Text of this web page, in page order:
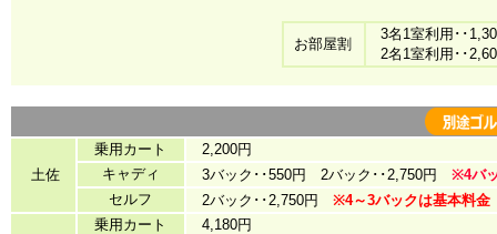
お部屋割
3名1室利用･･
2名1室利用･･
土佐
乗用カート
2,200円
キャディ
3バック･･550円 2バック･･2,750円
※4バ
セルフ
2バック･･2,750円 ※4～3バックは基本料金
乗用カート
4,180円